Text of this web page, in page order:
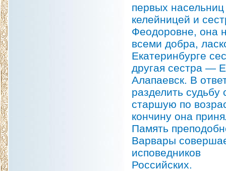
первых
келейницей и
Феодоровне, она
всеми добра,
Екатеринбурге
другая сестра —
Алапаевск. В
разделить
старшую по
кончину она
Память
Варвары
исповедников
Российских.